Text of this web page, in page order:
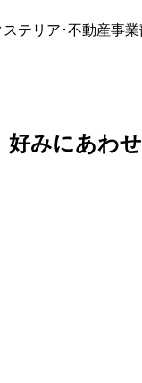
ステリア･不動産事
みにあわ